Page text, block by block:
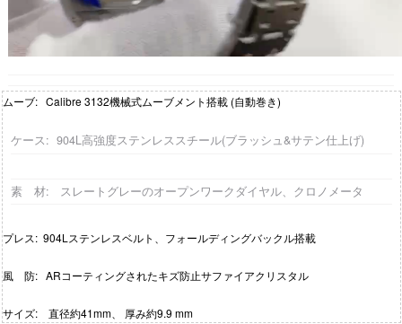
ムーブ: Calibre 3132機械式ムーブメント搭載 (自動巻き)
ケース: 904L高強度ステンレススチール(ブラッシュ&サテン仕上げ)
素 材: スレートグレーのオープンワークダイヤル、クロノメータ
プレス: 904Lステンレスベルト、フォールディングバックル搭載
風 防: ARコーティングされたキズ防止サファイアクリスタル
サイズ: 直径約41mm、 厚み約9.9 mm